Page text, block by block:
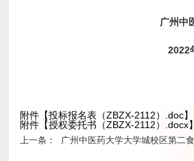
广州中医药大学
2022
附件【投标报名表（ZBZX-2112）.doc
附件【授权委托书（ZBZX-2112）.docx
上一条： 广州中医药大学大学城校区第二